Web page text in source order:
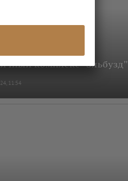
11:54
комплекс "Эльбузд"